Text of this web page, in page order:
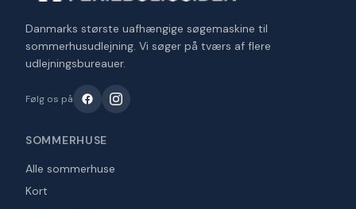
Danmarks største uafhængige søgemaskine til
sommerhusudlejning. Vi søger på tværs af flere
udlejningsbureauer.
Følg os på
SOMMERHUSE
Alle sommerhuse
Kort